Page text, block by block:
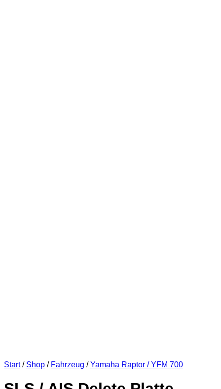
Start / Shop / Fahrzeug / Yamaha Raptor / YFM 700